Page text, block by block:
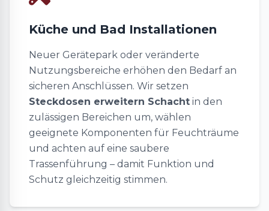
Küche und Bad Installationen
Neuer Gerätepark oder veränderte
Nutzungsbereiche erhöhen den Bedarf an
sicheren Anschlüssen. Wir setzen
Steckdosen erweitern Schacht in den
zulässigen Bereichen um, wählen
geeignete Komponenten für Feuchträume
und achten auf eine saubere
Trassenführung – damit Funktion und
Schutz gleichzeitig stimmen.